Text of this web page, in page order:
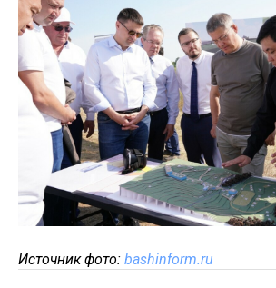
Источник фото: bashinform.ru